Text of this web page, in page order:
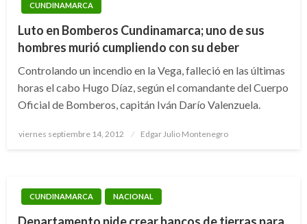
CUNDINAMARCA
Luto en Bomberos Cundinamarca; uno de sus
hombres murió cumpliendo con su deber
Controlando un incendio en la Vega, falleció en las últimas
horas el cabo Hugo Díaz, según el comandante del Cuerpo
Oficial de Bomberos, capitán Iván Darío Valenzuela.
Publicado
viernes septiembre 14, 2012 Edgar Julio Montenegro
CUNDINAMARCA NACIONAL